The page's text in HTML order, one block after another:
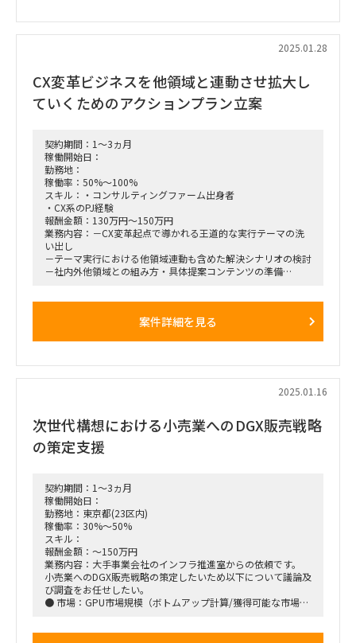
2025.01.28
CX変革ビジネスを他領域と連動させ拡大し
ていくためのアクションプラン立案
契約期間：1～3ヵ月
稼働開始日：
勤務地：
稼働率：50%～100%
スキル：・コンサルティングファーム出身者
・CX系のPJ経験
報酬金額：130万円～150万円
業務内容：－CX変革起点で導かれる王道的な実行テーマの洗
い出し
－テーマ実行における他領域連動も含めた解決シナリオの検討
－社内外他領域との組み方・具体提案コンテンツの準備
案件詳細を見る
2025.01.16
次世代構想における小売業へのDGX販売戦略
の策定支援
契約期間：1～3ヵ月
稼働開始日：
勤務地：東京都(23区内)
稼働率：30%～50%
スキル：
報酬金額：～150万円
業務内容：大手事業会社のインフラ推進室からの依頼です。
小売業へのDGX販売戦略の策定したいため以下について議論及
び調査をお任せしたい。
● 市場：GPU市場規模（ボトムアップ計算/獲得可能な市場規